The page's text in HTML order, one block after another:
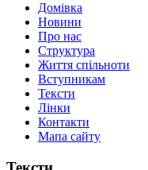
Домівка
Новини
Про нас
Структура
Життя спільноти
Вступникам
Тексти
Лінки
Контакти
Мапа сайту